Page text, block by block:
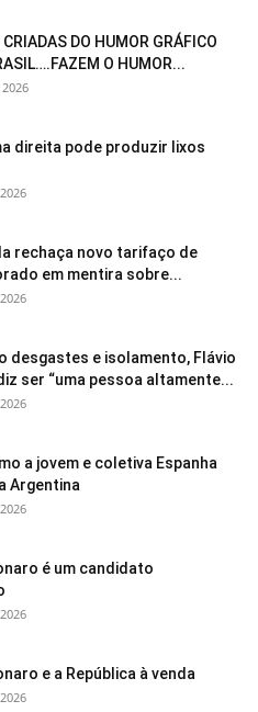
DO HUMOR GRÁFICO
O HUMOR...
direita pode produzir lixos
rechaça novo tarifaço de
em mentira sobre...
desgastes e isolamento, Flávio
ser “uma pessoa altamente...
a jovem e coletiva Espanha
Argentina
é um candidato
e a República à venda